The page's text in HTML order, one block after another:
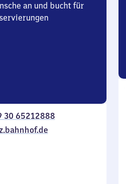
an und bucht für
30 65212888